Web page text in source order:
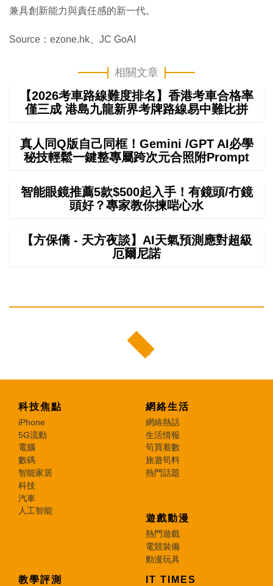
兼具創新能力與責任感的新一代。
Source：ezone.hk、JC GoAI
相關文章
【2026考車路線難度排名】香港考車合格率
僅三成 港島九龍新界考牌路線易中難比拼
真人同Q版自己同框！Gemini /GPT AI必學
秘技輕鬆一鍵整專屬跨次元合照附Prompt
智能眼鏡推薦5款$500起入手！有鏡頭/冇鏡
頭好？專家教你揀啱心水
【方保僑 - 天方夜談】AI天氣預測應對超級
厄爾尼諾
科技焦點
iPhone
5G流動
電腦
數碼
智能家居
科技
汽車
人工智能
網絡生活
網絡熱話
生活情報
筍買着數
旅遊筍料
熱門話題
遊戲動漫
熱門遊戲
電競裝備
動漫玩具
教學評測 IT TIMES